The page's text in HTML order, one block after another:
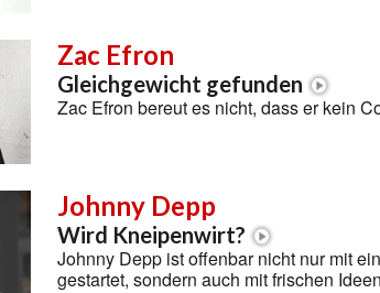
Zac Efron
Gleichgewicht gefunden
Zac Efron bereut es nicht, dass er kein
Johnny Depp
Wird Kneipenwirt?
Johnny Depp ist offenbar nicht nur mit
gestartet, sondern auch mit frischen